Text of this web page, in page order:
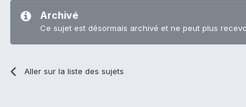
Archivé
Ce sujet est désormais archivé et ne peut plus
Aller sur la liste des sujets